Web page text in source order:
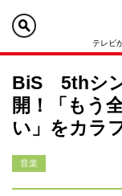
テレビ
BiS 5thシ
開！「もう
い」をカラ
音楽